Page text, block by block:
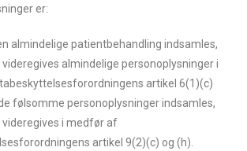
er:
almindelige patientbehandling indsamles,
videregives almindelige personoplysninger i
artikel 6(1)(c)
følsomme personoplysninger indsamles,
videregives i medfør af
artikel 9(2)(c) og (h).